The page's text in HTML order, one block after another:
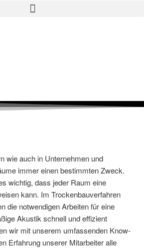
wie auch in Unternehmen und
immer einen bestimmten Zweck.
wichtig, dass jeder Raum eine
kann. Im Trockenbauverfahren
die notwendigen Arbeiten für eine
Akustik schnell und effizient
wir mit unserem umfassenden Know-
Erfahrung unserer Mitarbeiter alle